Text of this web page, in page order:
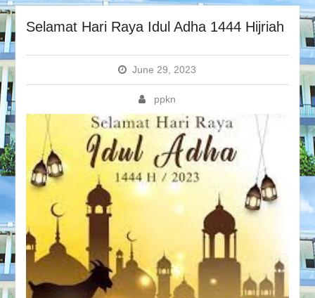
Selamat Hari Raya Idul Adha 1444 Hijriah
June 29, 2023
ppkn